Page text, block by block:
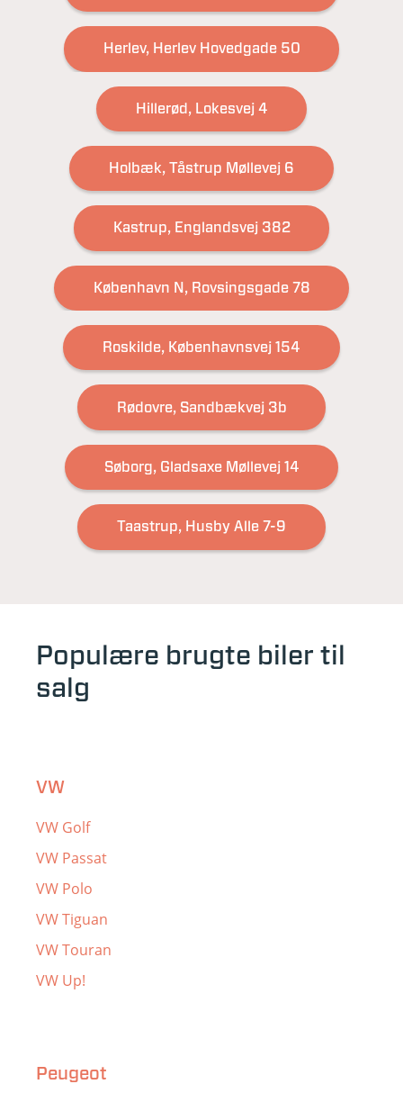
Herlev, Herlev Hovedgade 50
Hillerød, Lokesvej 4
Holbæk, Tåstrup Møllevej 6
Kastrup, Englandsvej 382
København N, Rovsingsgade 78
Roskilde, Københavnsvej 154
Rødovre, Sandbækvej 3b
Søborg, Gladsaxe Møllevej 14
Taastrup, Husby Alle 7-9
Populære brugte biler til
salg
VW
VW Golf
VW Passat
VW Polo
VW Tiguan
VW Touran
VW Up!
Peugeot